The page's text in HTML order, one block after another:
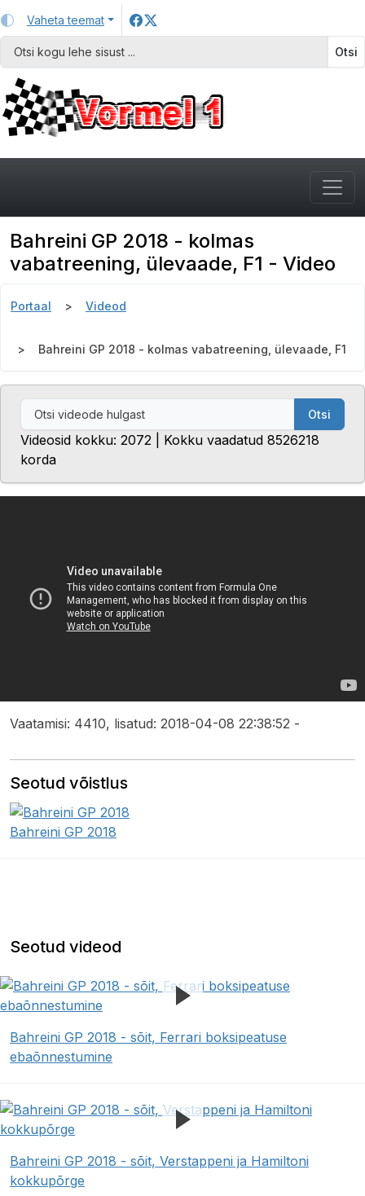
Vaheta teemat
Otsi
Bahreini GP 2018 - kolmas
vabatreening, ülevaade, F1 - Video
Portaal Videod
Bahreini GP 2018 - kolmas vabatreening, ülevaade, F1
Otsi
Videosid kokku: 2072 | Kokku vaadatud 8526218
korda
Vaatamisi: 4410, lisatud: 2018-04-08 22:38:52 -
Seotud võistlus
Bahreini GP 2018
Seotud videod
Bahreini GP 2018 - sõit, Ferrari boksipeatuse
ebaõnnestumine
Bahreini GP 2018 - sõit, Verstappeni ja Hamiltoni
kokkupõrge